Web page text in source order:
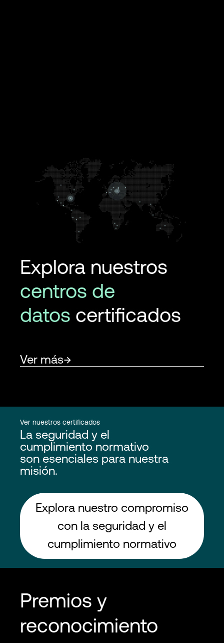
Explora nuestros
centros de
datos certificados
Ver más
Ver nuestros certificados
La seguridad y el
cumplimiento normativo
son esenciales para nuestra
misión.
Explora nuestro compromiso
con la seguridad y el
cumplimiento normativo
Premios y
reconocimiento